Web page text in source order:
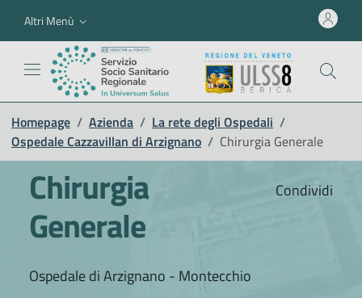
Altri Menù
Homepage / Azienda / La rete degli Ospedali /
Ospedale Cazzavillan di Arzignano / Chirurgia Generale
Condividi
Chirurgia
Generale
Ospedale di Arzignano - Montecchio